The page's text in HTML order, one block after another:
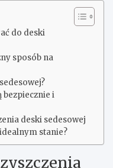
do deski
sposób na
bezpiecznie i
deski sedesowej
stanie?